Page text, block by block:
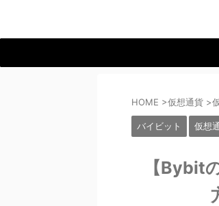
HOME >仮想通貨 >
バイビット 仮想
【Bybit